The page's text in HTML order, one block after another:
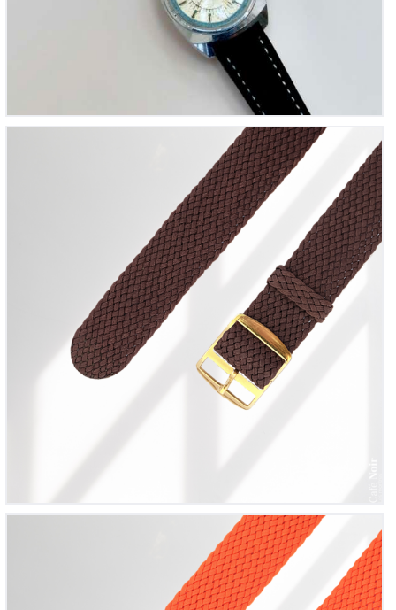
Bracelet montre Perlon tressé Marron foncé
00€
Bracelet montre Perlon tressé Orange flash
00€